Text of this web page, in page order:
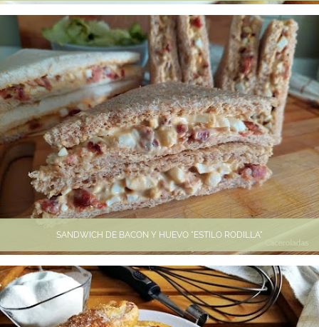
SANDWICH DE BACON Y HUEVO "ESTILO RODILLA"